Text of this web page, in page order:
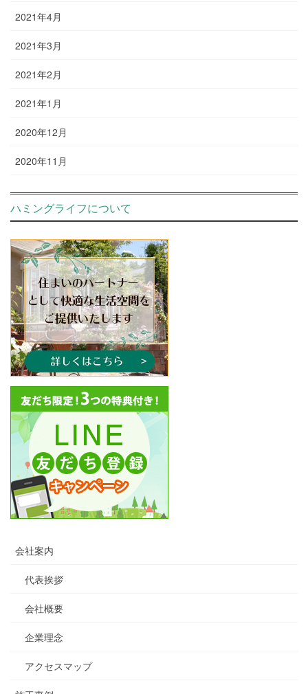
2021年4月
2021年3月
2021年2月
2021年1月
2020年12月
2020年11月
ハミングライフについて
会社案内
代表挨拶
会社概要
企業理念
アクセスマップ